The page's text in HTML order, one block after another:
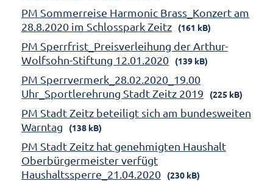
PM Sommerreise Harmonic Brass_Konzert am
28.8.2020 im Schlosspark Zeitz
(161 kB)
PM Sperrfrist_Preisverleihung der Arthur-
Wolfsohn-Stiftung 12.01.2020
(139 kB)
PM Sperrvermerk_28.02.2020_19.00
Uhr_Sportlerehrung Stadt Zeitz 2019
(225 kB)
PM Stadt Zeitz beteiligt sich am bundesweiten
Warntag
(138 kB)
PM Stadt Zeitz hat genehmigten Haushalt
Oberbürgermeister verfügt
Haushaltssperre_21.04.2020
(230 kB)